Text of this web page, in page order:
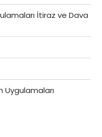
İtiraz ve Dava
Uygulamaları